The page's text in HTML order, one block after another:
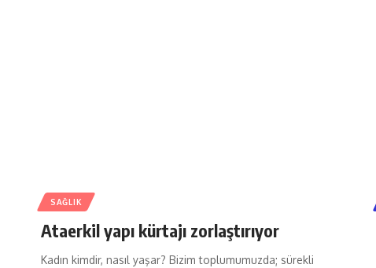
SAĞLIK
Ataerkil yapı kürtajı zorlaştırıyor
Kadın kimdir, nasıl yaşar? Bizim toplumumuzda; sürekli